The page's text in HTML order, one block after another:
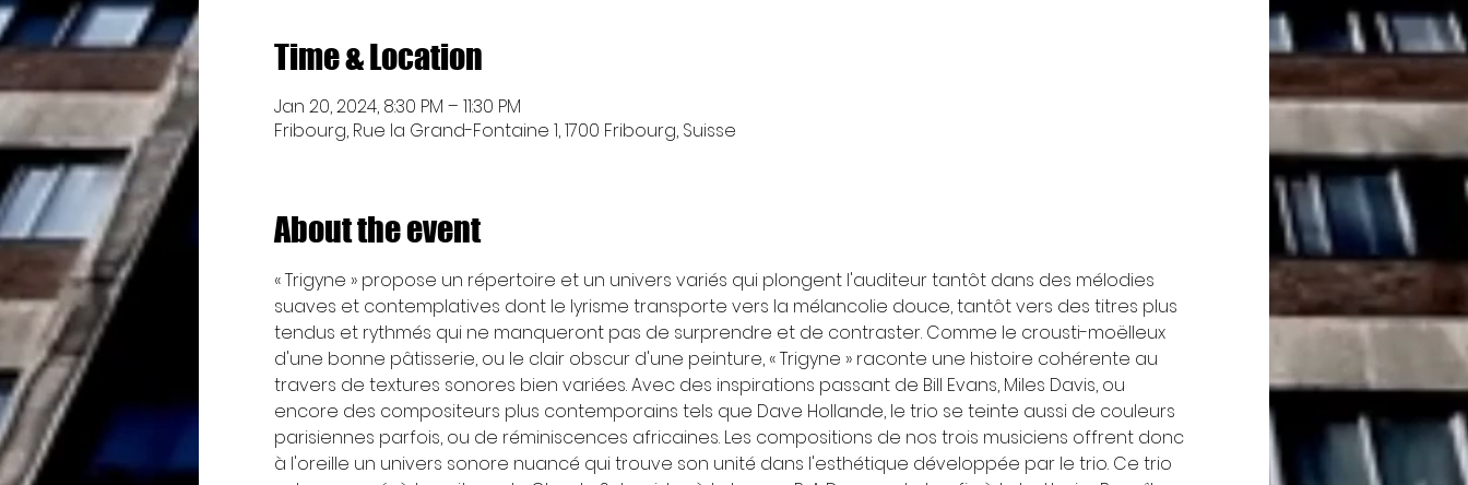
Time & Location
Jan 20, 2024, 8:30 PM – 11:30 PM
Fribourg, Rue la Grand-Fontaine 1, 1700 Fribourg, Suisse
About the event
« Trigyne » propose un répertoire et un univers variés qui plongent l'auditeur tantôt dans des mélodies
suaves et contemplatives dont le lyrisme transporte vers la mélancolie douce, tantôt vers des titres plus
tendus et rythmés qui ne manqueront pas de surprendre et de contraster. Comme le crousti-moëlleux
d'une bonne pâtisserie, ou le clair obscur d'une peinture, « Trigyne » raconte une histoire cohérente au
travers de textures sonores bien variées. Avec des inspirations passant de Bill Evans, Miles Davis, ou
encore des compositeurs plus contemporains tels que Dave Hollande, le trio se teinte aussi de couleurs
parisiennes parfois, ou de réminiscences africaines. Les compositions de nos trois musiciens offrent donc
à l'oreille un univers sonore nuancé qui trouve son unité dans l'esthétique développée par le trio. Ce trio